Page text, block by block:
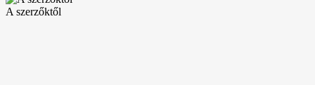
A szerzőktől